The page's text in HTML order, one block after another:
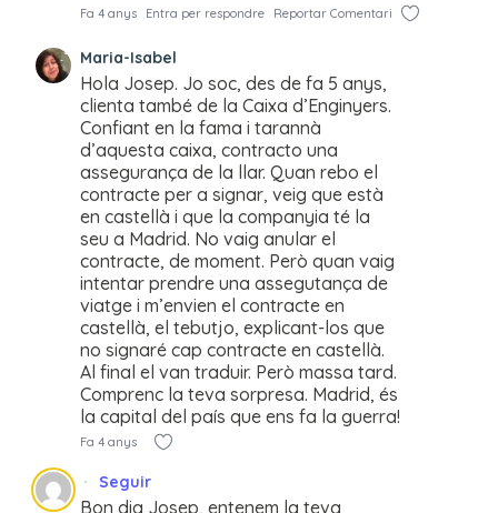
Fa 4 anys Entra per respondre Reportar Comentari
Maria-Isabel
Hola Josep. Jo soc, des de fa 5 anys,
clienta també de la Caixa d’Enginyers.
Confiant en la fama i tarannà
d’aquesta caixa, contracto una
assegurança de la llar. Quan rebo el
contracte per a signar, veig que està
en castellà i que la companyia té la
seu a Madrid. No vaig anular el
contracte, de moment. Però quan vaig
intentar prendre una assegutança de
viatge i m’envien el contracte en
castellà, el tebutjo, explicant-los que
no signaré cap contracte en castellà.
Al final el van traduir. Però massa tard.
Comprenc la teva sorpresa. Madrid, és
la capital del país que ens fa la guerra!
Fa 4 anys
Seguir
Bon dia Josep, entenem la teva